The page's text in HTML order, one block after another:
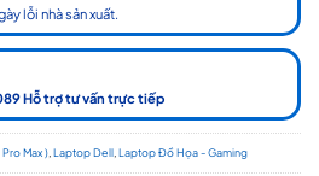
lỗi nhà sản xuất.
Hỗ trợ tư vấn trực tiếp
Max ),Laptop Dell,Laptop Đồ Họa - Gaming